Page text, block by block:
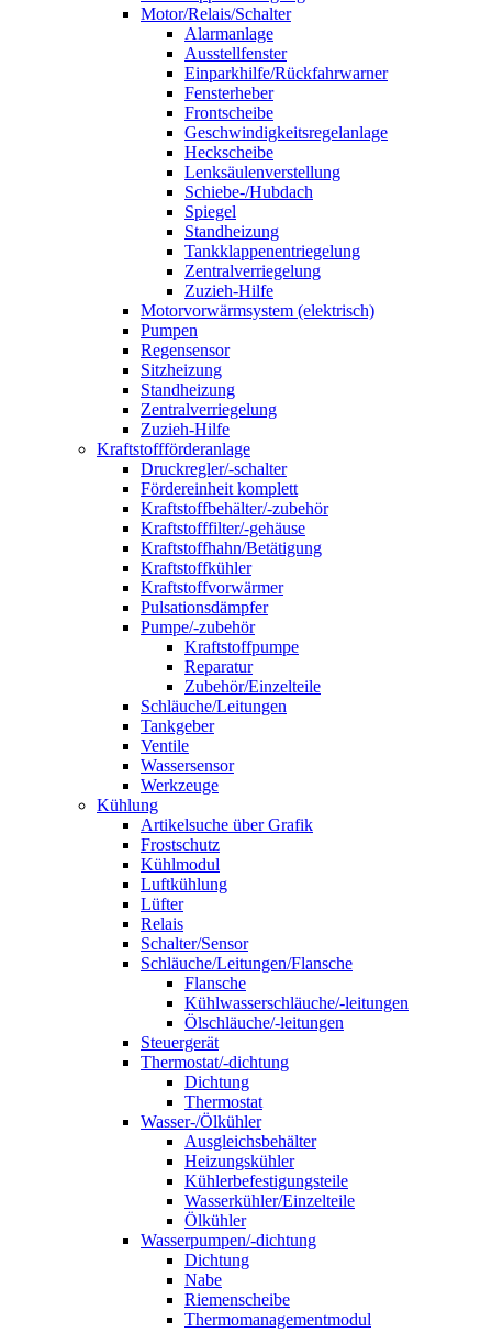
Motor/Relais/Schalter
Alarmanlage
Ausstellfenster
Einparkhilfe/Rückfahrwarner
Fensterheber
Frontscheibe
Geschwindigkeitsregelanlage
Heckscheibe
Lenksäulenverstellung
Schiebe-/Hubdach
Spiegel
Standheizung
Tankklappenentriegelung
Zentralverriegelung
Zuzieh-Hilfe
Motorvorwärmsystem (elektrisch)
Pumpen
Regensensor
Sitzheizung
Standheizung
Zentralverriegelung
Zuzieh-Hilfe
Kraftstoffförderanlage
Druckregler/-schalter
Fördereinheit komplett
Kraftstoffbehälter/-zubehör
Kraftstofffilter/-gehäuse
Kraftstoffhahn/Betätigung
Kraftstoffkühler
Kraftstoffvorwärmer
Pulsationsdämpfer
Pumpe/-zubehör
Kraftstoffpumpe
Reparatur
Zubehör/Einzelteile
Schläuche/Leitungen
Tankgeber
Ventile
Wassersensor
Werkzeuge
Kühlung
Artikelsuche über Grafik
Frostschutz
Kühlmodul
Luftkühlung
Lüfter
Relais
Schalter/Sensor
Schläuche/Leitungen/Flansche
Flansche
Kühlwasserschläuche/-leitungen
Ölschläuche/-leitungen
Steuergerät
Thermostat/-dichtung
Dichtung
Thermostat
Wasser-/Ölkühler
Ausgleichsbehälter
Heizungskühler
Kühlerbefestigungsteile
Wasserkühler/Einzelteile
Ölkühler
Wasserpumpen/-dichtung
Dichtung
Nabe
Riemenscheibe
Thermomanagementmodul